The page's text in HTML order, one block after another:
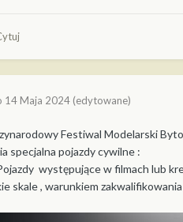
14 Maja 2024 (edytowane)
Festiwal Modelarski
specjalna pojazdy cywilne :
występujące w filmach lub
skale , warunkiem